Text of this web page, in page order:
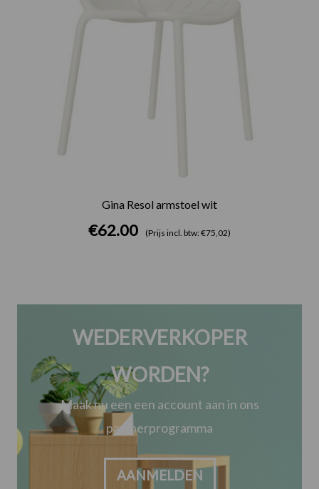
Gina Resol armstoel wit
€62.00 (Prijs incl. btw: €75,02)
WEDERVERKOPER
WORDEN?
Maak nu een een account aan in ons
partnerprogramma
AANMELDEN